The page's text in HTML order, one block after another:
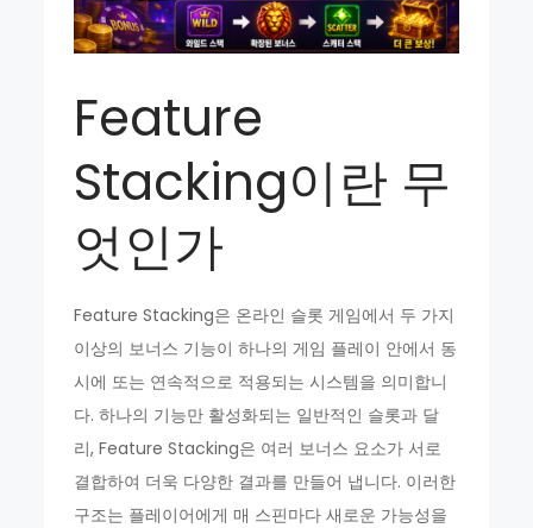
Feature
Stacking이란 무
엇인가
Feature Stacking은 온라인 슬롯 게임에서 두 가지
이상의 보너스 기능이 하나의 게임 플레이 안에서 동
시에 또는 연속적으로 적용되는 시스템을 의미합니
다. 하나의 기능만 활성화되는 일반적인 슬롯과 달
리, Feature Stacking은 여러 보너스 요소가 서로
결합하여 더욱 다양한 결과를 만들어 냅니다. 이러한
구조는 플레이어에게 매 스핀마다 새로운 가능성을